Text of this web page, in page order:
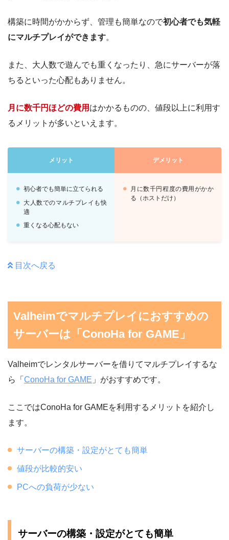
構築に時間がかからず、管理も簡単なので初心者でも気軽
にマルチプレイができます。
また、大人数で遊んでも重くなったり、急にサーバーが落
ちるといった心配もありません。
月に数千円ほどの費用 はかかるものの、値段以上に利用す
るメリットが多いといえます。
メリット デメリット
初心者でも簡単に立てられる
大人数でのマルチプレイも快
適
重くなる心配もない
月に数千円程度の費用がかか
る（ホストだけ）
目次へ戻る
Valheimでマルチプレイにおすすめの
サーバーは「ConoHa for GAME」
Valheimでレンタルサーバーを借りてマルチプレイするな
ら「 ConoHa for GAME 」がおすすめです。
ここではConoHa for GAMEを利用するメリットを紹介し
ます。
サーバーの構築・設定がとても簡単
値段が比較的安い
PCへの負荷が少ない
サーバーの構築・設定がとても簡単